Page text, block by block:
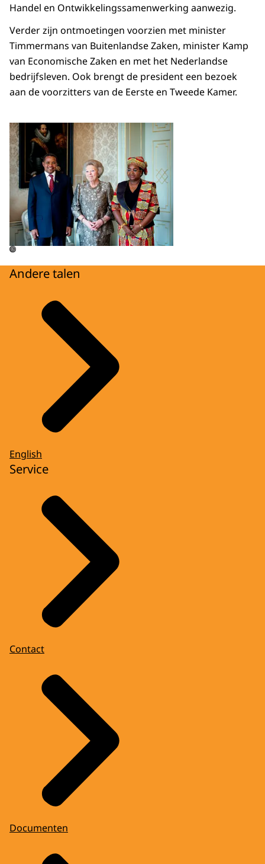
Handel en Ontwikkelingssamenwerking aanwezig.
Verder zijn ontmoetingen voorzien met minister
Timmermans van Buitenlandse Zaken, minister Kamp
van Economische Zaken en met het Nederlandse
bedrijfsleven. Ook brengt de president een bezoek
aan de voorzitters van de Eerste en Tweede Kamer.
Open de galerij in vergrote
©
Andere talen
English
Service
Contact
Documenten